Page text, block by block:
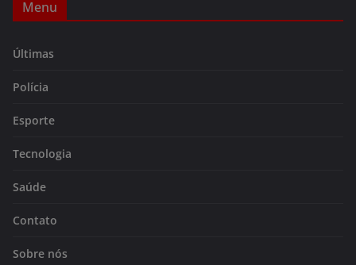
Menu
Últimas
Polícia
Esporte
Tecnologia
Saúde
Contato
Sobre nós